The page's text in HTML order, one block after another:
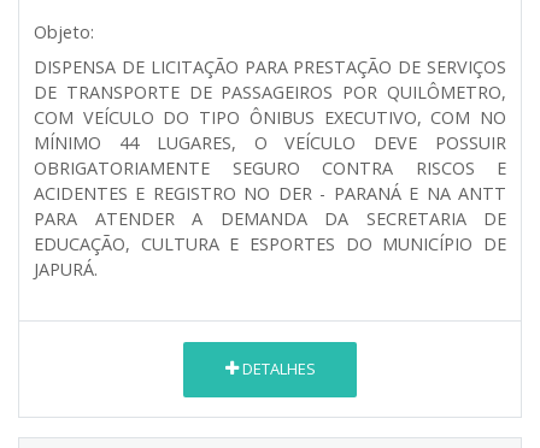
Objeto:
DISPENSA DE LICITAÇÃO PARA PRESTAÇÃO DE SERVIÇOS
DE TRANSPORTE DE PASSAGEIROS POR QUILÔMETRO,
COM VEÍCULO DO TIPO ÔNIBUS EXECUTIVO, COM NO
MÍNIMO 44 LUGARES, O VEÍCULO DEVE POSSUIR
OBRIGATORIAMENTE SEGURO CONTRA RISCOS E
ACIDENTES E REGISTRO NO DER - PARANÁ E NA ANTT
PARA ATENDER A DEMANDA DA SECRETARIA DE
EDUCAÇÃO, CULTURA E ESPORTES DO MUNICÍPIO DE
JAPURÁ.
DETALHES